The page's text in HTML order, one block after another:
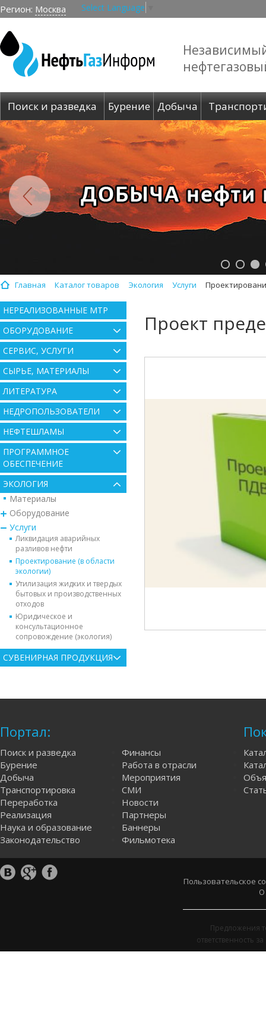
Регион: Москва Select Language
Поиск и разведка Бурение Добыча
Главная Каталог товаров Экология Услуги
НЕРЕАЛИЗОВАННЫЕ МТР
ОБОРУДОВАНИЕ
СЕРВИС, УСЛУГИ
СЫРЬЕ, МАТЕРИАЛЫ
ЛИТЕРАТУРА
НЕДРОПОЛЬЗОВАТЕЛИ
НЕФТЕШЛАМЫ
ПРОГРАММНОЕ
ОБЕСПЕЧЕНИЕ
ЭКОЛОГИЯ
Материалы
Оборудование
Услуги
Ликвидация аварийных
разливов нефти
Проектирование (в области
экологии)
Утилизация жидких и твердых
бытовых и производственных
отходов
Юридическое и
консультационное
сопровождение (экология)
СУВЕНИРНАЯ ПРОДУКЦИЯ
Проект
Портал:
Поиск и разведка
Бурение
Добыча
Транспортировка
Переработка
Реализация
Наука и образование
Законодательство
Финансы
Работа в отрасли
Мероприятия
СМИ
Новости
Партнеры
Баннеры
Фильмотека
Пользовательское
О
Предложения
ответственность